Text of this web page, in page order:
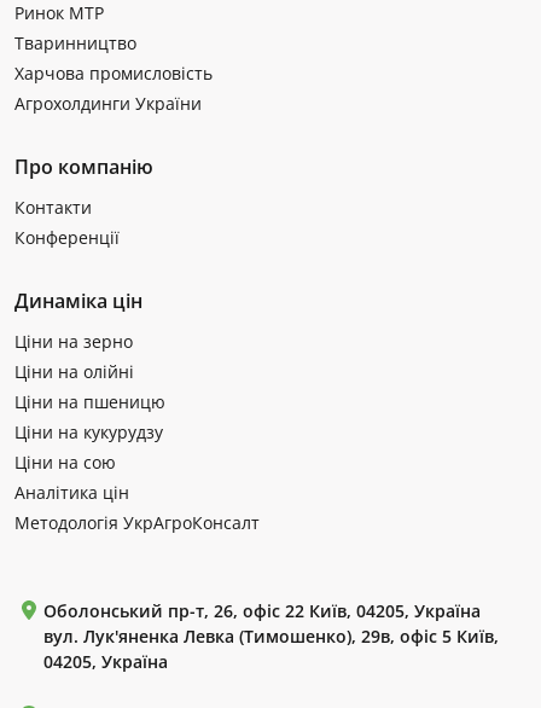
Ринок МТР
Тваринництво
Харчова промисловість
Агрохолдинги України
Про компанію
Контакти
Конференції
Динаміка цін
Ціни на зерно
Ціни на олійні
Ціни на пшеницю
Ціни на кукурудзу
Ціни на сою
Аналітика цін
Методологія УкрАгроКонсалт
Оболонський пр-т, 26, офіс 22 Київ, 04205, Україна
вул. Лук'яненка Левка (Тимошенко), 29в, офіс 5 Київ,
04205, Україна